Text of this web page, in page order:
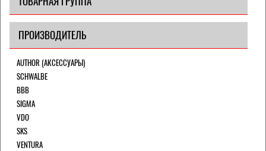
ПРОИЗВОДИТЕЛЬ
AUTHOR (АКСЕССУАРЫ)
SCHWALBE
BBB
SIGMA
VDO
SKS
VENTURA